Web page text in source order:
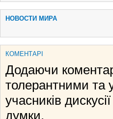
НОВОСТИ МИРА
КОМЕНТАРІ
Додаючи
толерантними та
учасників
думки.